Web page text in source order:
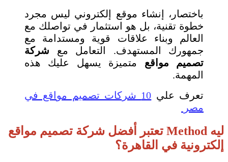
باختصار، إنشاء موقع إلكتروني ليس مجرد
خطوة تقنية، بل هو استثمار في تواصلك مع
العالم وبناء علاقات قوية ومستدامة مع
جمهورك المستهدف. التعامل مع شركة
تصميم مواقع
متميزة يسهل عليك هذه
المهمة.
تعرف علي
10 شركات تصميم مواقع في
مصر
ليه Method تعتبر أفضل شركة تصميم مواقع
إلكترونية في القاهرة؟